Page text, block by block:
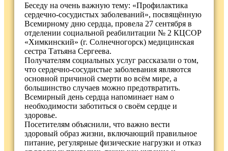
Беседу на очень важную тему: «Профилактика
сердечно-сосудистых заболеваний», посвящённую
Всемирному дню сердца, провела 27 сентября в
отделении социальной реабилитации № 2 КЦСОР
«Химкинский» (г. Солнечногорск) медицинская
сестра Татьяна Сергеева.
Получателям социальных услуг рассказали о том,
что сердечно-сосудистые заболевания являются
основной причиной смерти во всём мире, а
большинство случаев можно предотвратить.
Всемирный день сердца напоминает нам о
необходимости заботиться о своём сердце и
здоровье.
Посетителям объяснили, что важно вести
здоровый образ жизни, включающий правильное
питание, регулярные физические нагрузки и отказ